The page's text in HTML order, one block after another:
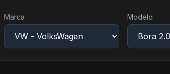
Marca Modelo